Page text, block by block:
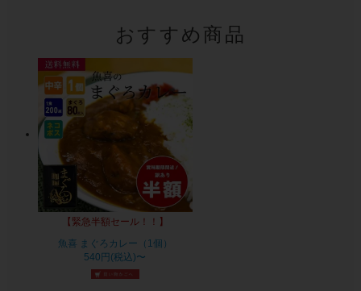
おすすめ商品
【緊急半額セール！！】
魚喜 まぐろカレー（1個）
540円(税込)〜